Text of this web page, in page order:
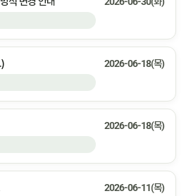
2026-06-18(목)
2026-06-18(목)
2026-06-11(목)